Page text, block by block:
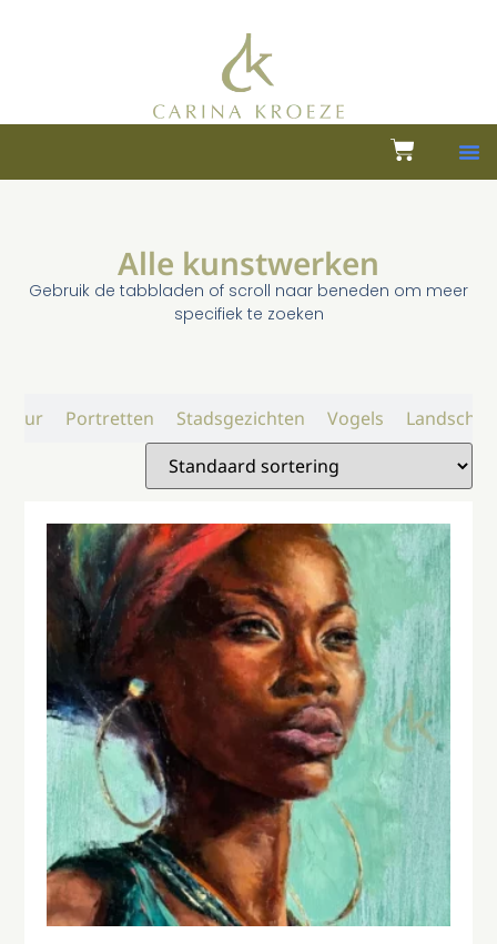
Alle kunstwerken
Gebruik de tabbladen of scroll naar beneden om meer
specifiek te zoeken
Portretten Stadsgezichten Vogels Landschap